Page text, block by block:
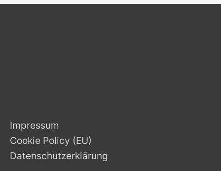
Impressum
Cookie Policy (EU)
Datenschutzerklärung